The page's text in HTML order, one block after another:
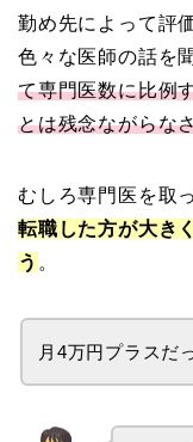
勤め先によって評
色々な医師の話を
て専門医数に比例
とは残念ながらな
むしろ専門医を取
転職した方が大き
う 。
月4万円プラスだ